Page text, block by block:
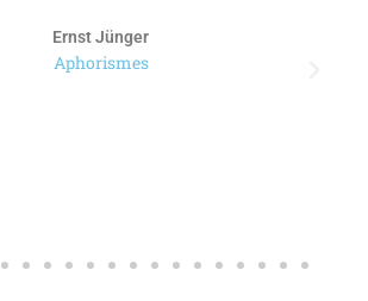
Ernst Jünger
Aphorismes